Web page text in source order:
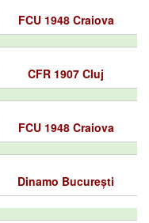
FCU 1948 Craiova
CFR 1907 Cluj
FCU 1948 Craiova
Dinamo București